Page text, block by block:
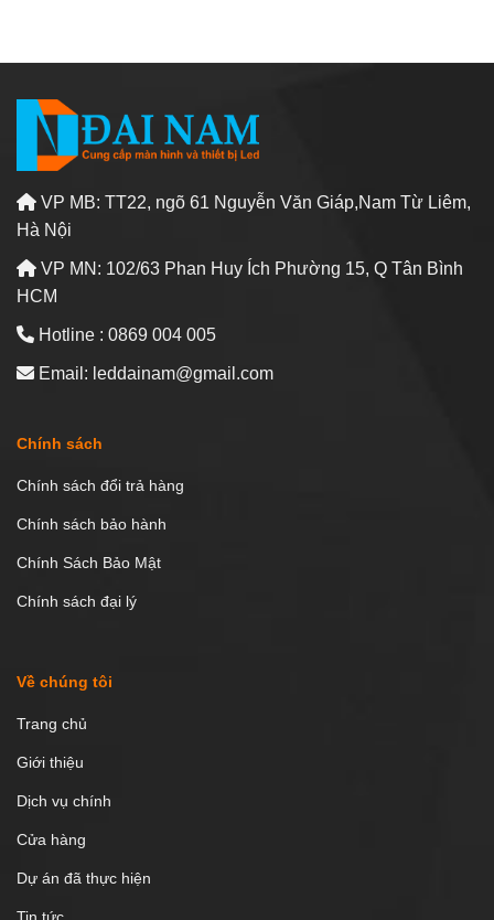
VP MB: TT22, ngõ 61 Nguyễn Văn Giáp,Nam Từ Liêm,
Hà Nội
VP MN: 102/63 Phan Huy Ích Phường 15, Q Tân Bình
HCM
Hotline : 0869 004 005
Email: leddainam@gmail.com
Chính sách
Chính sách đổi trả hàng
Chính sách bảo hành
Chính Sách Bảo Mật
Chính sách đại lý
Về chúng tôi
Trang chủ
Giới thiệu
Dịch vụ chính
Cửa hàng
Dự án đã thực hiện